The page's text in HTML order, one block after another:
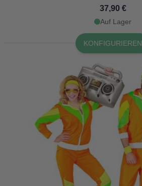
37,90 €
Auf Lager
KONFIGURIEREN